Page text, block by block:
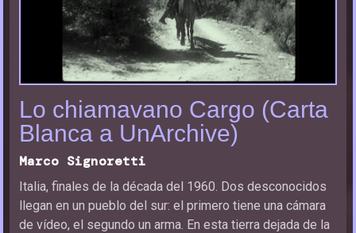
Lo chiamavano Cargo (Carta
Blanca a UnArchive)
Marco Signoretti
Italia, finales de la década del 1960. Dos desconocidos
llegan en un pueblo del sur: el primero tiene una cámara
de vídeo, el segundo un arma. En esta tierra dejada de la